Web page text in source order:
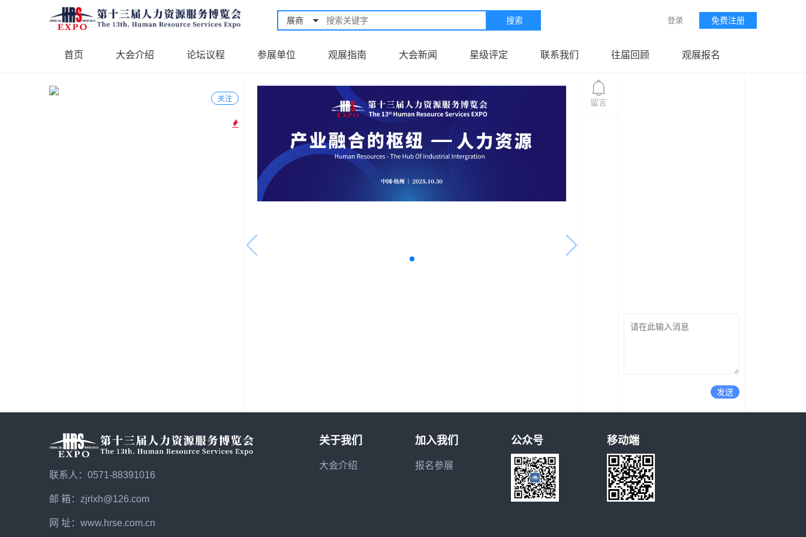
搜索
展商 登录 免费注册
首页 大会介绍 论坛议程 参展单位 观展指南 大会新闻 星级评定 联系我们 往届回顾 观展报名
关注 留言
发送
联系人：0571-88391016
邮 箱：zjrlxh@126.com
网 址： www.hrse.com.cn
关于我们
大会介绍
加入我们
报名参展
公众号 移动端